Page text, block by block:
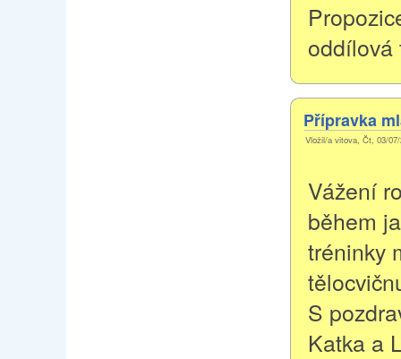
oddílová
Přípravka
Vložil/a vitova, Čt, 03/
Vážení
během
tréninky
S
Katka a